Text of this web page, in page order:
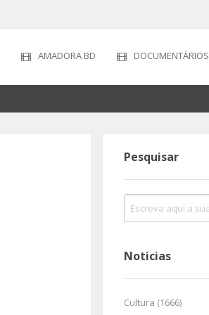
AMADORA BD DOCUMENTÁRIOS
Pesquisar
Noticias
Cultura (1666)